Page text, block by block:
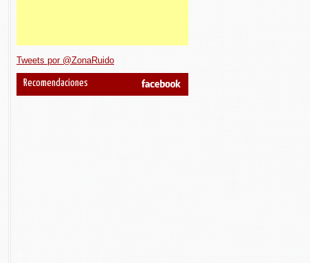
Tweets por @ZonaRuido
Recomendaciones